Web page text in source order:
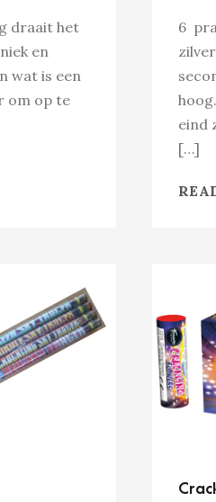
draait het
en
wat is een
om op te
6
eind
[…]